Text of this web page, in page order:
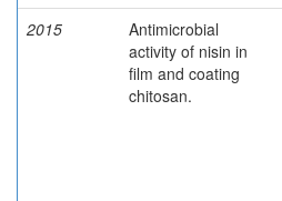
2015
Antimicrobial
activity of nisin in
film and coating
chitosan.